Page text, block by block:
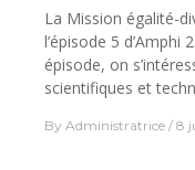
La Mission égalité-
l’épisode 5
épisode, on
scientifiques et
By Administratrice 8